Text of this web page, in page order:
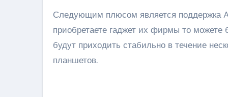
Следующим плюсом является поддержка
приобретаете гаджет их фирмы то можете
будут приходить стабильно в течение
планшетов.